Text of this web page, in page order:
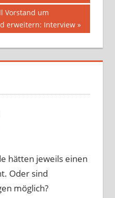
Vorstand um
erweitern: Interview
hätten jeweils einen
Oder sind
möglich?